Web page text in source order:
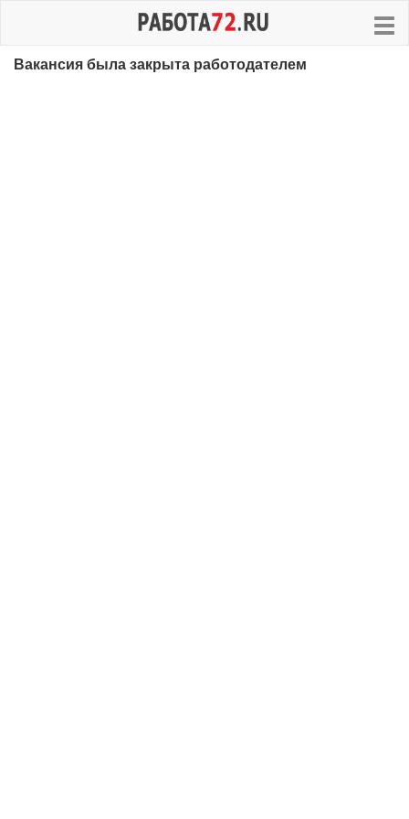
Вакансия была закрыта работодателем